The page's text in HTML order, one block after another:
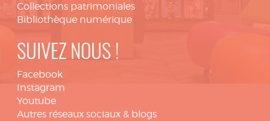
Collections patrimoniales
Bibliothèque numérique
SUIVEZ NOUS !
Facebook
Instagram
Youtube
Autres réseaux sociaux & blogs